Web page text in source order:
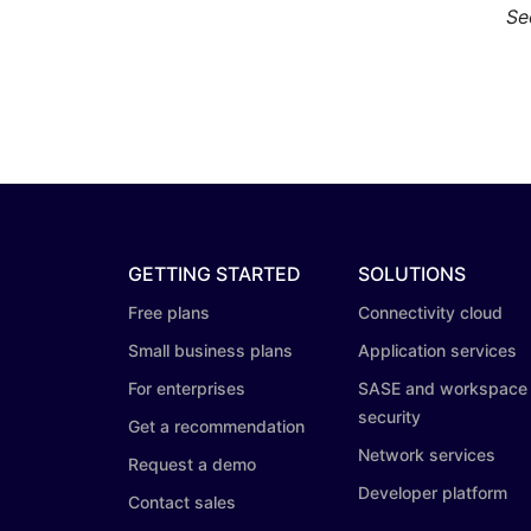
GETTING STARTED
Free plans
Small business plans
For enterprises
Get a recommendation
Request a demo
Contact sales
SOLUTIONS
Connectivity cloud
Application services
SASE and workspace
security
Network services
Developer platform